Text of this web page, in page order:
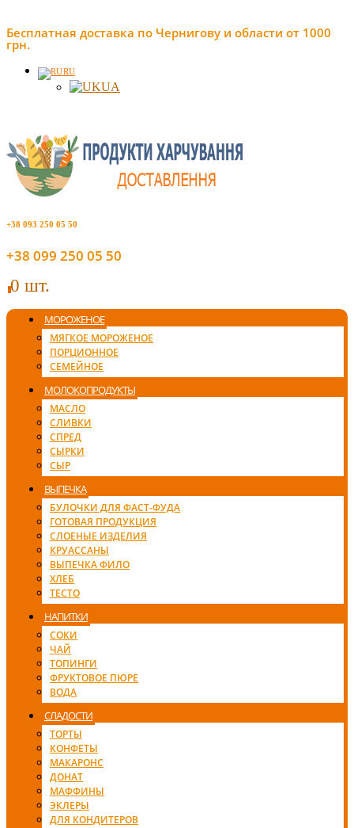
Бесплатная доставка по Чернигову и области от 1000
грн.
RU
UA
+38 093 250 05 50
+38 099 250 05 50
00 шт.
МОРОЖЕНОЕ
МЯГКОЕ МОРОЖЕНОЕ
ПОРЦИОННОЕ
СЕМЕЙНОЕ
МОЛОКОПРОДУКТЫ
МАСЛО
СЛИВКИ
СПРЕД
СЫРКИ
СЫР
ВЫПЕЧКА
БУЛОЧКИ ДЛЯ ФАСТ-ФУДА
ГОТОВАЯ ПРОДУКЦИЯ
СЛОЕНЫЕ ИЗДЕЛИЯ
КРУАССАНЫ
ВЫПЕЧКА ФИЛО
ХЛЕБ
ТЕСТО
НАПИТКИ
СОКИ
ЧАЙ
ТОПИНГИ
ФРУКТОВОЕ ПЮРЕ
ВОДА
СЛАДОСТИ
ТОРТЫ
КОНФЕТЫ
МАКАРОНС
ДОНАТ
МАФФИНЫ
ЭКЛЕРЫ
ДЛЯ КОНДИТЕРОВ